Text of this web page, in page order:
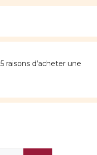
5 raisons d’acheter une